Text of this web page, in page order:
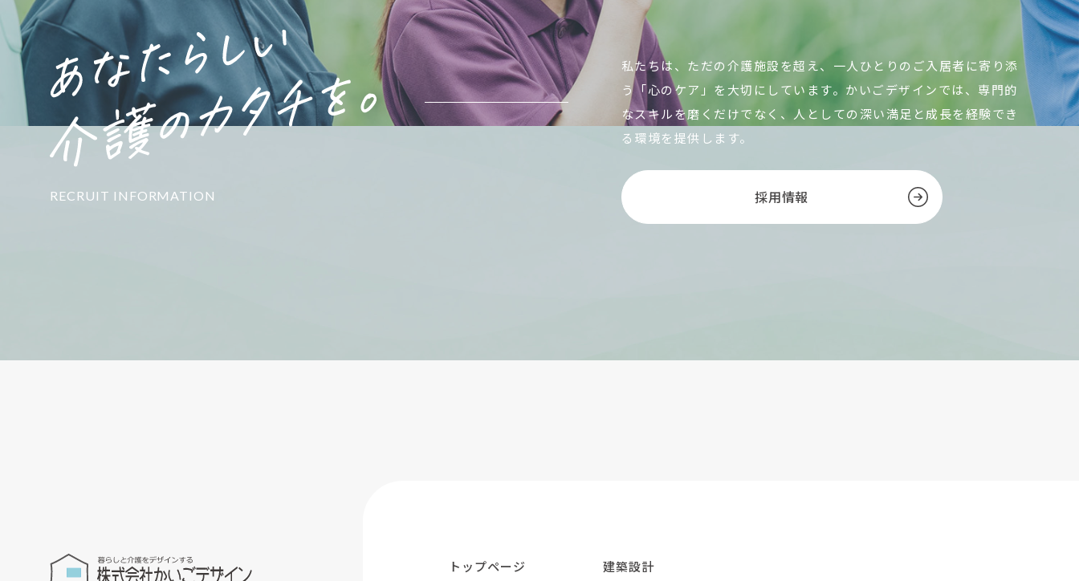
RECRUIT INFORMATION
私たちは、ただの介護施設を超え、一人ひとりのご入居者に寄り添
う「心のケア」を大切にしています。かいごデザインでは、専門的
なスキルを磨くだけでなく、人としての深い満足と成長を経験でき
る環境を提供します。
採用情報
トップページ 建築設計